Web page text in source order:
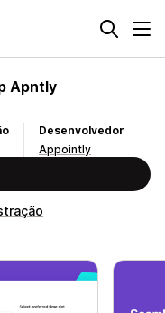
Apntly
Desenvolvedor
Appointly